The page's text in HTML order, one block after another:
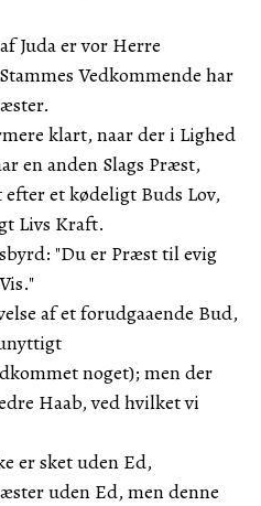
Juda er vor Herre
Vedkommende har
klart, naar der i Lighed
en anden Slags Præst,
et kødeligt Buds Lov,
Livs Kraft.
"Du er Præst til evig
af et forudgaaende Bud,
noget); men der
Haab, ved hvilket vi
er sket uden Ed,
uden Ed, men denne